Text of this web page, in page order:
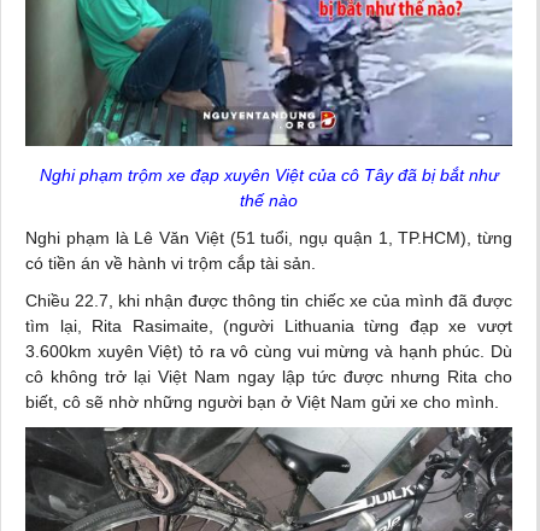
Nghi phạm trộm xe đạp xuyên Việt của cô Tây đã bị bắt như
thế nào
Nghi phạm là Lê Văn Việt (51 tuổi, ngụ quận 1, TP.HCM), từng
có tiền án về hành vi trộm cắp tài sản.
Chiều 22.7, khi nhận được thông tin chiếc xe của mình đã được
tìm lại, Rita Rasimaite, (người Lithuania từng đạp xe vượt
3.600km xuyên Việt) tỏ ra vô cùng vui mừng và hạnh phúc. Dù
cô không trở lại Việt Nam ngay lập tức được nhưng Rita cho
biết, cô sẽ nhờ những người bạn ở Việt Nam gửi xe cho mình.